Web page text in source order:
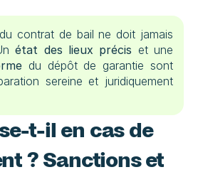
contrat de bail ne doit jamais
état des lieux précis
du dépôt de garantie sont
sereine et juridiquement
t-il en cas de
? Sanctions et